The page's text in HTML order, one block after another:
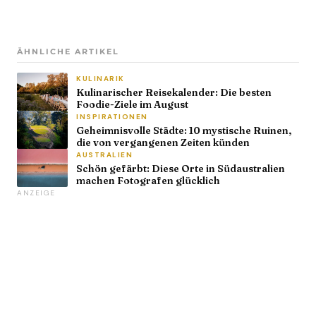
ÄHNLICHE ARTIKEL
KULINARIK
Kulinarischer Reisekalender: Die besten
Foodie-Ziele im August
INSPIRATIONEN
Geheimnisvolle Städte: 10 mystische Ruinen,
die von vergangenen Zeiten künden
AUSTRALIEN
Schön gefärbt: Diese Orte in Südaustralien
machen Fotografen glücklich
ANZEIGE